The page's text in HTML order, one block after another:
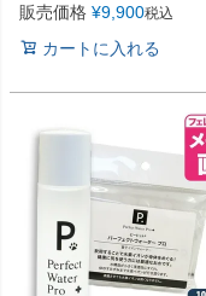
販売価格 ¥9,900税込
カートに入れる